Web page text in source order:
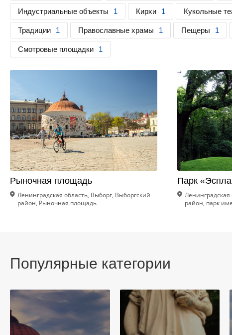
Индустриальные объекты 1 Кирхи 1 Кукольные
Традиции 1 Православные храмы 1 Пещеры 1
Смотровые площадки 1
Рыночная площадь
Ленинградская область, Выборг, Выборгский
район, Рыночная площадь
Парк
Ленинградская
район, парк
Популярные категории